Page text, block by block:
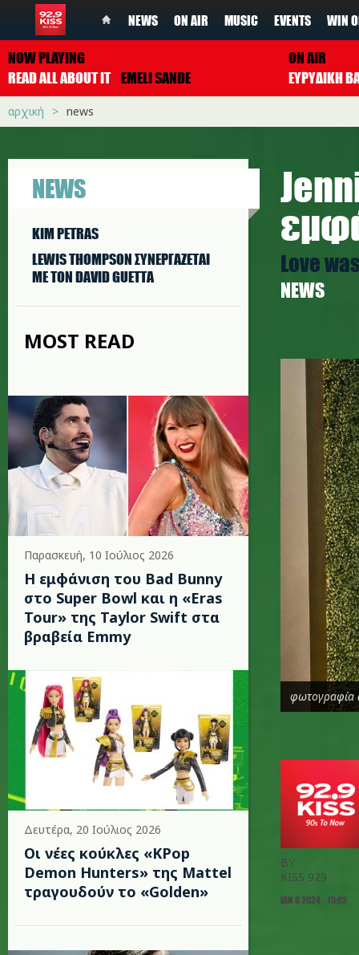
NEWS ON AIR MUSIC EVENTS WIN
NOW PLAYING
READ ALL ABOUT IT EMELI SANDE
ON AIR
ΕΥΡΥΔΙΚΗ
αρχική news
NEWS
KIM PETRAS
LEWIS THOMPSON ΣΥΝΕΡΓAΖΕΤΑΙ
ΜΕ ΤΟΝ DAVID GUETTA
MOST READ
Παρασκευή, 10 Ιούλιος 2026
Η εμφάνιση του Bad Bunny
στο Super Bowl και η «Eras
Tour» της Taylor Swift στα
βραβεία Emmy
Δευτέρα, 20 Ιούλιος 2026
Οι νέες κούκλες «KPop
Demon Hunters» της Mattel
τραγουδούν το «Golden»
Love
NEWS
j.jpg
φωτογραφία
BY
KISS 929
ΙΑΝ 8 2024 - 15:02